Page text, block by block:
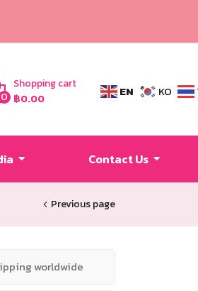
0
Shopping cart
฿0.00 EN KO
Contact Us
Previous page
worldwide